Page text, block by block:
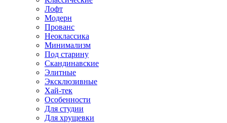
Лофт
Модерн
Прованс
Неоклассика
Минимализм
Под старину
Скандинавские
Элитные
Эксклюзивные
Хай-тек
Особенности
Для студии
Для хрущевки